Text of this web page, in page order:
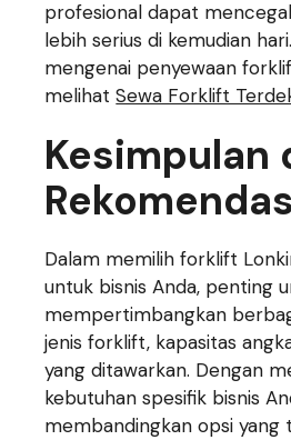
profesional dapat
lebih serius di kemudian
mengenai penyewaan
melihatSewa Forklift
Kesimpulan
Dalam memilih forklift
untuk bisnis Anda, penting
mempertimbangkan
jenis forklift, kapasitas
yang ditawarkan. Dengan
kebutuhan spesifik bisnis
membandingkan opsi yang